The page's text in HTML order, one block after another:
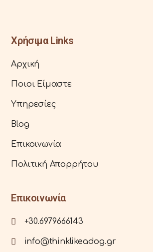
Χρήσιμα Links
Αρχική
Ποιοι Είμαστε
Υπηρεσίες
Blog
Επικοινωνία
Πολιτική Απορρήτου
Επικοινωνία
+30.6979666143
info@thinklikeadog.gr